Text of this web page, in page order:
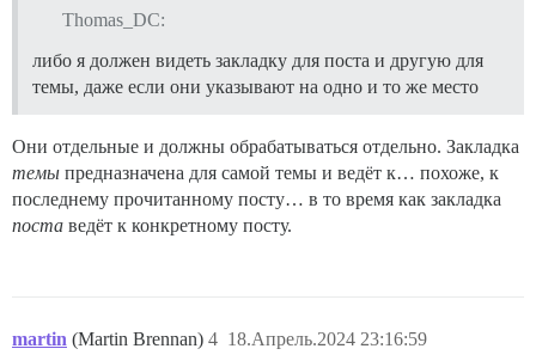
Thomas_DC:
либо я должен видеть закладку для поста и другую для
темы, даже если они указывают на одно и то же место
Они отдельные и должны обрабатываться отдельно. Закладка
темы предназначена для самой темы и ведёт к… похоже, к
последнему прочитанному посту… в то время как закладка
поста ведёт к конкретному посту.
martin (Martin Brennan) 18.Апрель.2024 23:16:59
4